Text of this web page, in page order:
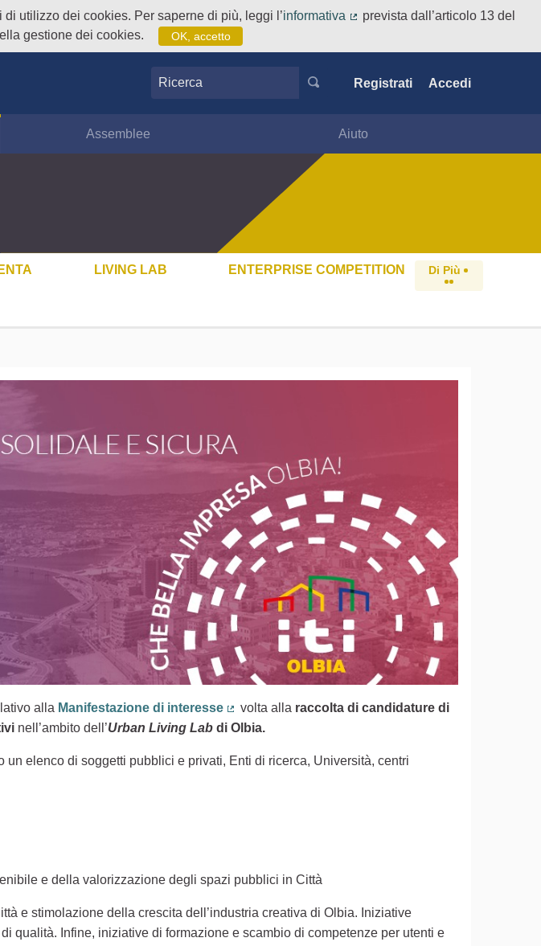
utilizzo dei cookies. Per saperne di più, leggi l’informativa
prevista dall’articolo 13 del
gestione dei cookies.
OK, accetto
Ricerca Registrati Accedi
Assemblee Aiuto
LIVING LAB ENTERPRISE COMPETITION Di Più
esterno)
alla Manifestazione di interesse
(Collegamento esterno)
volta alla raccolta di candidature di
nell’ambito dell’Urban Living Lab di Olbia.
un elenco di soggetti pubblici e privati, Enti di ricerca, Università, centri
e della valorizzazione degli spazi pubblici in Città
e stimolazione della crescita dell’industria creativa di Olbia. Iniziative
qualità. Infine, iniziative di formazione e scambio di competenze per utenti e